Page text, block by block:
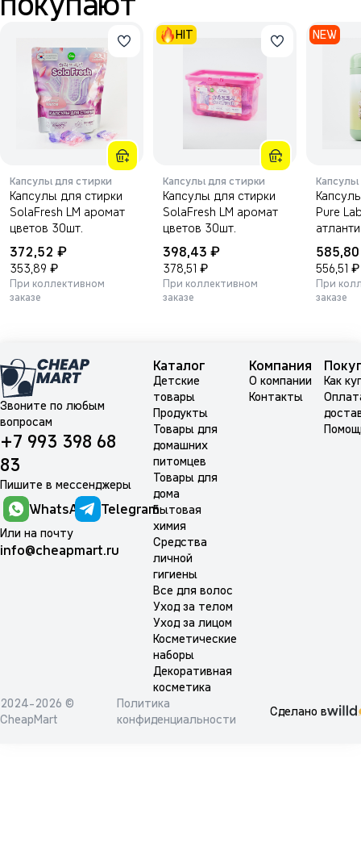
Капсулы для стирки
Капсулы для стирки
SolaFresh LM аромат
цветов 30шт.
372,52 ₽
353,89 ₽
При коллективном
заказе
HIT
Капсулы для стирки
Капсулы для стирки
SolaFresh LM аромат
цветов 30шт.
398,43 ₽
378,51 ₽
При коллективном
заказе
NEW
Капсулы
Pure
556,51 ₽
При
заказе
Звоните по любым
вопросам
+7 993 398 68
83
Пишите в мессенджеры
WhatsApp Telegram
Или на почту
info@cheapmart.ru
Каталог
Детские
товары
Продукты
Товары для
домашних
питомцев
Товары для
дома
Бытовая
химия
Средства
личной
гигиены
Все для волос
Уход за телом
Уход за лицом
Косметические
наборы
Декоративная
косметика
Компания
О компании
Контакты
Как
2024-2026 ©
CheapMart
Политика
конфиденциальности
Сделано в